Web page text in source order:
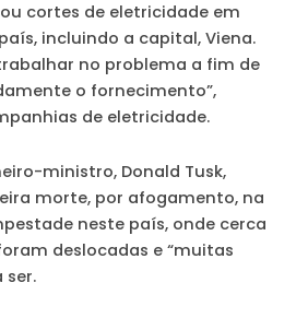
cortes de eletricidade em
incluindo a capital, Viena.
no problema a fim de
o fornecimento”,
de eletricidade.
ministro, Donald Tusk,
morte, por afogamento, na
neste país, onde cerca
deslocadas e “muitas
ser.